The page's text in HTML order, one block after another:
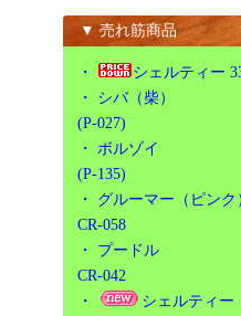
▼ 売れ筋商品
・
シェルティー
・ シバ（柴）
(P-027)
・ ボルゾイ
(P-135)
・ グルーマー（ピンク
CR-058
・ プードル
CR-042
・
シェルティー